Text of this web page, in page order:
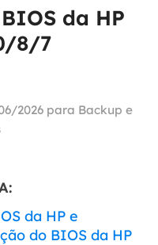
da HP
8/7
2026 para Backup e
da HP e
do BIOS da HP